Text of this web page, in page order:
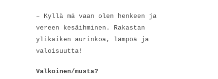
– Kyllä mä vaan olen henkeen ja
vereen kesäihminen. Rakastan
ylikaiken aurinkoa, lämpöä ja
valoisuutta!
Valkoinen/musta?